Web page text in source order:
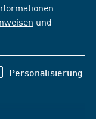
und
Personalisierung